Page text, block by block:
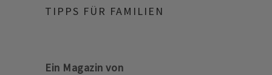
TIPPS FÜR FAMILIEN
Ein Magazin von